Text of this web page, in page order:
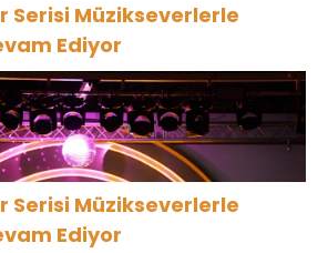
Serisi Müzikseverlerle
Ediyor
Serisi Müzikseverlerle
Ediyor